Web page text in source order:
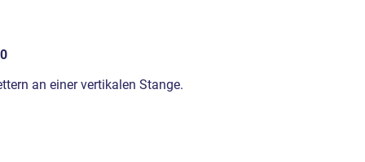
an einer vertikalen Stange.